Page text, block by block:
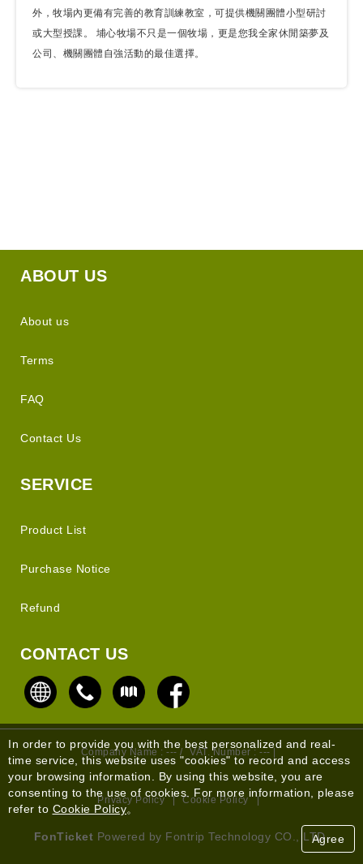
外，牧場內更備有完善的教育訓練教室，可提供機關團體小型研討
或大型授課。 埔心牧場不只是一個牧場，更是您我全家休閒築夢及
公司、機關團體自強活動的最佳選擇。
ABOUT US
About us
Terms
FAQ
Contact Us
SERVICE
Product List
Purchase Notice
Refund
CONTACT US
Company Name : --- / VAT. Number : --- |
Privacy Policy | Cookie Policy |
FonTicket Powered by Fontrip Technology CO., LTD.
In order to provide you with the best personalized and real-
time service, this website uses "cookies" to record and access
your browsing information. By using this website, you are
consenting to the use of cookies. For more information, please
refer to Cookie Policy。
Agree